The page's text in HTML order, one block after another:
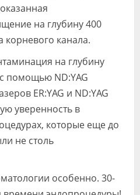
на глубину 400
корневого канала.
на глубину
помощью ND:YAG
ER:YAG и ND:YAG
уверенность в
которые еще до
не столь
особенно. 30-